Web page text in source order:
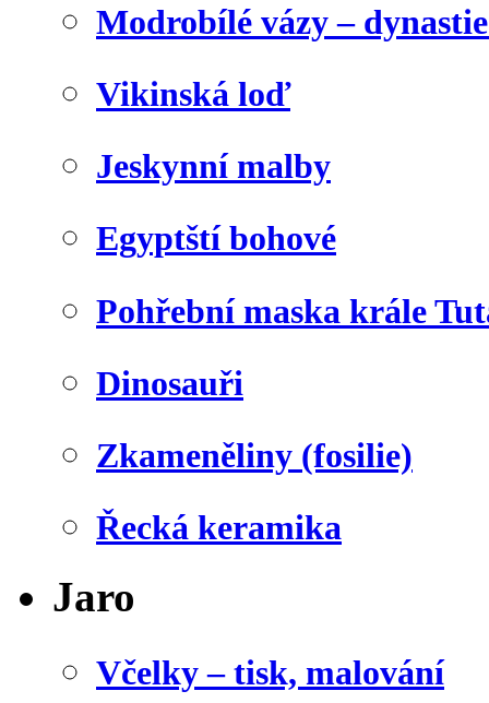
Modrobílé vázy –
Vikinská loď
Jeskynní malby
Egyptští bohové
Pohřební maska krále
Dinosauři
Zkameněliny (fosilie)
Řecká keramika
Jaro
Včelky – tisk, malování